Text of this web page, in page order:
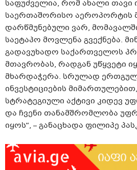
საფუძველია, რომ ახალი თავი
საერთაშორისო აეროპორტის
დარწმუნებული ვარ,
საეტაპო მოვლენა გვექნება.
გადავუხადო საქართველოს
მთავრობას, რადგან უწყვეტი
მხარდაჭერა. სრულად
ინვესტიციების
სტრატეგიული აქტივი კიდევ
და ჩვენი თანამშრომლობა
იყოს“, – განაცხადა ფილიპე